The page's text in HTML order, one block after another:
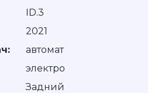
ID.3
2021
автомат
электро
Задний